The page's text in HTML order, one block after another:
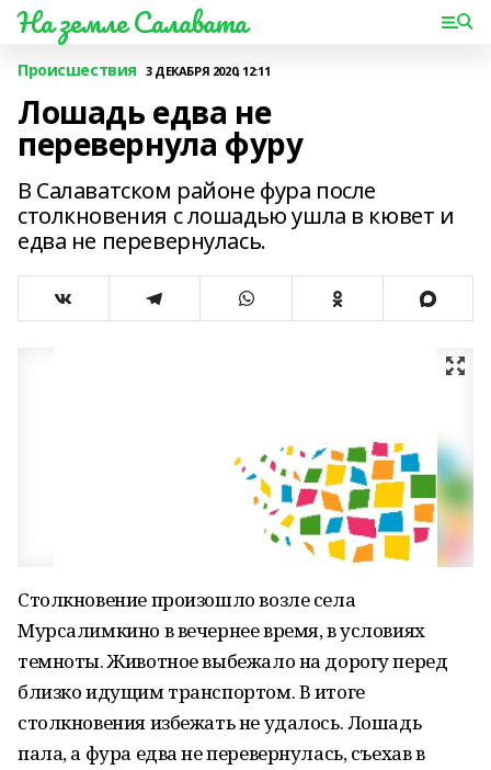
На земле Салавата
Происшествия 3 ДЕКАБРЯ 2020, 12:11
Лошадь едва не
перевернула фуру
В Салаватском районе фура после
столкновения с лошадью ушла в кювет и
едва не перевернулась.
Столкновение произошло возле села
Мурсалимкино в вечернее время, в условиях
темноты. Животное выбежало на дорогу перед
близко идущим транспортом. В итоге
столкновения избежать не удалось. Лошадь
пала, а фура едва не перевернулась, съехав в